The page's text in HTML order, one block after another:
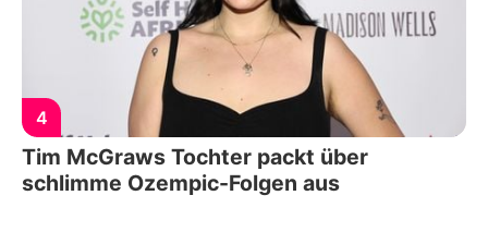
4
Tim McGraws Tochter packt über
schlimme Ozempic-Folgen aus